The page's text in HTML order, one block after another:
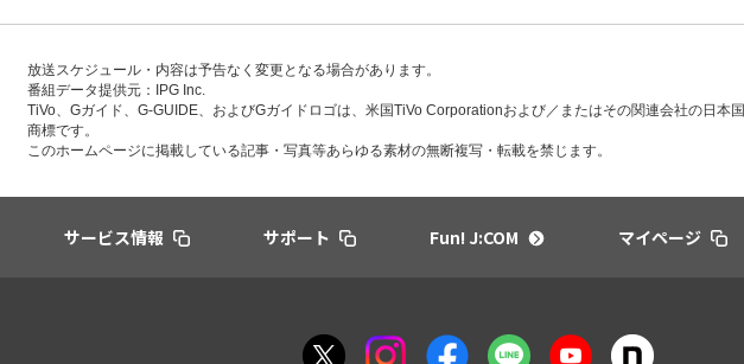
放送スケジュール・内容は予告なく変更となる場合があります。
番組データ提供元：IPG Inc.
TiVo、Gガイド、G-GUIDE、およびGガイドロゴは、米国TiVo Corporationおよび／またはその関連会社の日本
商標です。
このホームページに掲載している記事・写真等あらゆる素材の無断複写・転載を禁じます。
サービス情報 サポート Fun! J:COM マイページ